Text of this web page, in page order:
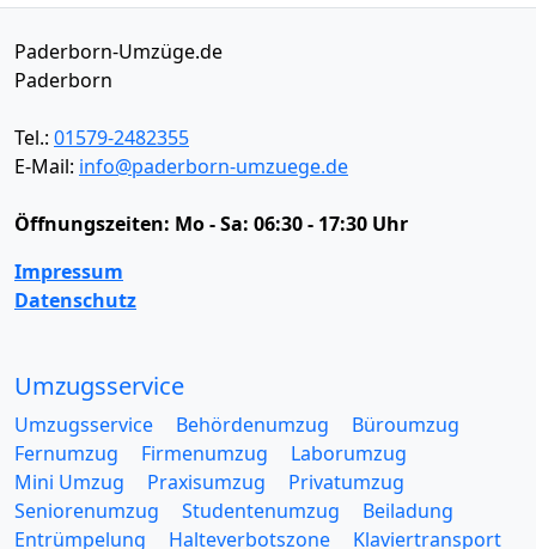
Paderborn-Umzüge.de
Paderborn
Tel.: 01579-2482355
E-Mail: info@paderborn-umzuege.de
Öffnungszeiten: Mo - Sa: 06:30 - 17:30 Uhr
Impressum
Datenschutz
Umzugsservice
Umzugsservice Behördenumzug
Büroumzug
Fernumzug
Firmenumzug
Laborumzug
Mini Umzug
Praxisumzug
Privatumzug
Seniorenumzug
Studentenumzug
Beiladung
Entrümpelung
Halteverbotszone
Klaviertransport